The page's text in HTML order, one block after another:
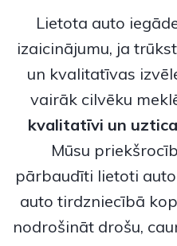
Lietota auto
izaicinājumu, ja
un kvalitatīvas
vairāk cilvēku
kvalitatīvi un
Mūsu
pārbaudīti lietoti
auto tirdzniecībā
nodrošināt drošu,